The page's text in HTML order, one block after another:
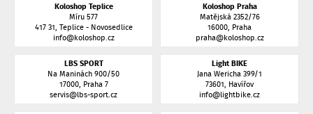
Koloshop Teplice
Míru 577
417 31, Teplice - Novosedlice
info@koloshop.cz
Koloshop Praha
Matějská 2352/76
16000, Praha
praha@koloshop.cz
LBS SPORT
Na Maninách 900/50
17000, Praha 7
servis@lbs-sport.cz
Light BIKE
Jana Wericha 399/1
73601, Havířov
info@lightbike.cz